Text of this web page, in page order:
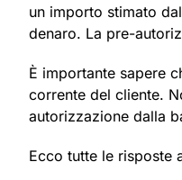
un importo stimato
denaro. La pre-
È importante sapere
corrente del cliente.
autorizzazione dalla
Ecco tutte le risposte